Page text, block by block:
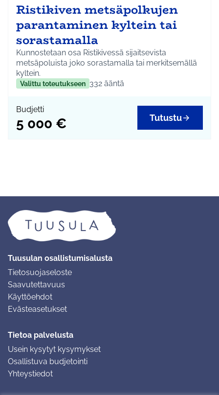
Ristikiven metsäpolkujen
parantaminen kyltein tai
sorastamalla
Kunnostetaan osa Ristikivessä sijaitsevista
metsäpoluista joko sorastamalla tai merkitsemällä
kyltein.
Valittu toteutukseen 332 ääntä
Budjetti
5 000 € Tutustu
Tuusulan osallistumisalusta
Tietosuojaseloste
Saavutettavuus
Käyttöehdot
Evästeasetukset
Tietoa palvelusta
Usein kysytyt kysymykset
Osallistuva budjetointi
Yhteystiedot